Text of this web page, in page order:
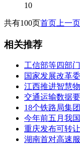
10
共有100页首页 上一页
相关推荐
工信部等四部
国家发展改革
江西推进智慧
交通运输数据
18个铁路局集
今年前五月我
重庆发布可转
湖南首对高速